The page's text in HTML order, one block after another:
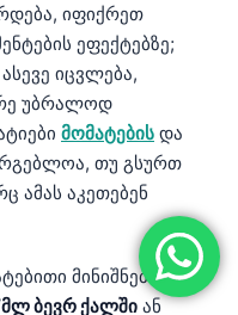
იფიქრეთ
ეფექტებზე;
ასევე იცვლება,
უბრალოდ
მომატების და
თუ გსურთ
ამას აკეთებენ
მინიშნებაა
მლ ბევრ ქალში ან